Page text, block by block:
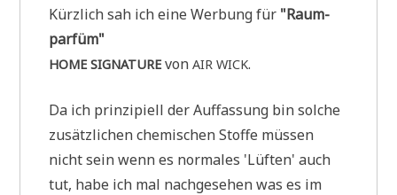
Kürz­lich sah ich eine Wer­bung für "Raum­
par­füm"
HOME SIGNATURE vonAIR WICK.
Da ich prin­zi­pi­ell der Auf­fas­sung bin sol­che
zusätz­li­chen che­mi­schen Stof­fe müs­sen
nicht sein wenn es nor­ma­les 'Lüf­ten' auch
tut, habe ich mal nach­ge­se­hen was es im